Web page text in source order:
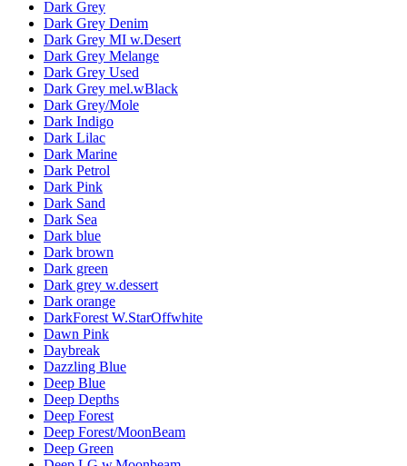
Dark Grey
Dark Grey Denim
Dark Grey MI w.Desert
Dark Grey Melange
Dark Grey Used
Dark Grey mel.wBlack
Dark Grey/Mole
Dark Indigo
Dark Lilac
Dark Marine
Dark Petrol
Dark Pink
Dark Sand
Dark Sea
Dark blue
Dark brown
Dark green
Dark grey w.dessert
Dark orange
DarkForest W.StarOffwhite
Dawn Pink
Daybreak
Dazzling Blue
Deep Blue
Deep Depths
Deep Forest
Deep Forest/MoonBeam
Deep Green